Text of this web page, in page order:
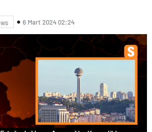
6 Mart 2024 02:24